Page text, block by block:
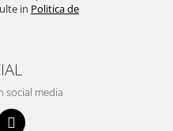
in Politica de
social media